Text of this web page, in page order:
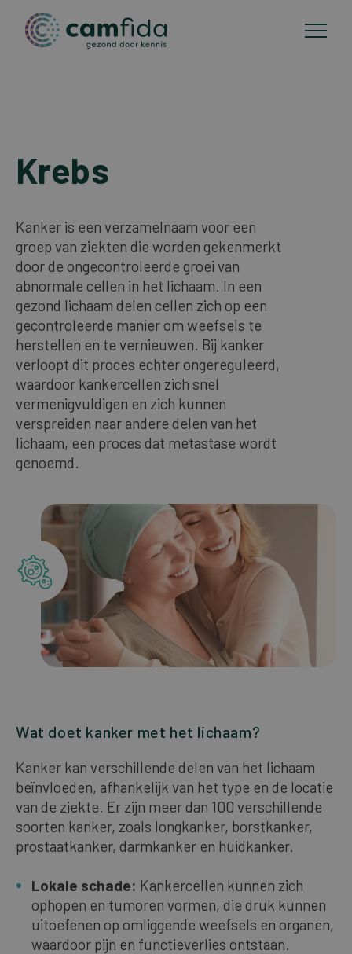
zum
Inhalt
Krebs
Kanker is een verzamelnaam voor een
groep van ziekten die worden gekenmerkt
door de ongecontroleerde groei van
abnormale cellen in het lichaam. In een
gezond lichaam delen cellen zich op een
gecontroleerde manier om weefsels te
herstellen en te vernieuwen. Bij kanker
verloopt dit proces echter ongereguleerd,
waardoor kankercellen zich snel
vermenigvuldigen en zich kunnen
verspreiden naar andere delen van het
lichaam, een proces dat metastase wordt
genoemd.
Wat doet kanker met het lichaam?
Kanker kan verschillende delen van het lichaam
beïnvloeden, afhankelijk van het type en de locatie
van de ziekte. Er zijn meer dan 100 verschillende
soorten kanker, zoals longkanker, borstkanker,
prostaatkanker, darmkanker en huidkanker.
Lokale schade: Kankercellen kunnen zich
ophopen en tumoren vormen, die druk kunnen
uitoefenen op omliggende weefsels en organen,
waardoor pijn en functieverlies ontstaan.
CAM-methoden
Über Camfida
Kontakt
Unsere Bestseller
DEUTSCH